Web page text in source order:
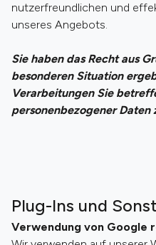
nutzerfreundlichen und
unseres Angebots.
Sie haben das Recht aus
besonderen Situation
Verarbeitungen Sie
personenbezogener Daten
Plug-Ins und
Verwendung von Google